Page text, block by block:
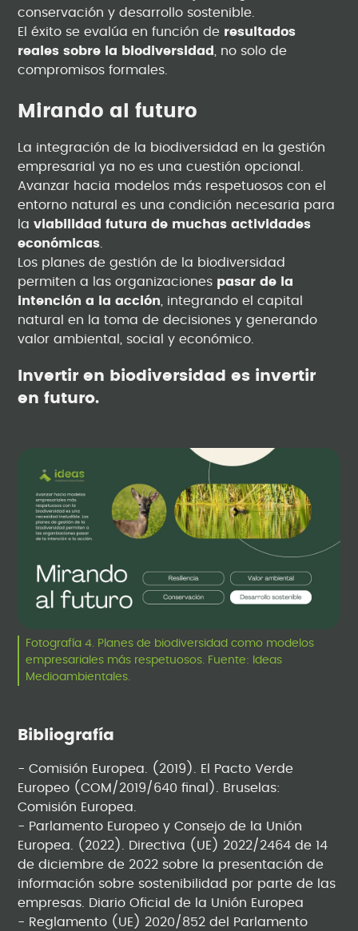
conservación y desarrollo sostenible.
El éxito se evalúa en función de resultados
reales sobre la biodiversidad
, no solo de
compromisos formales.
Mirando al futuro
La integración de la biodiversidad en la gestión
empresarial ya no es una cuestión opcional.
Avanzar hacia modelos más respetuosos con el
entorno natural es una condición necesaria para
laviabilidad futura de muchas actividades
económicas
Los planes de gestión de la biodiversidad
permiten a las organizaciones pasar de la
intención a la acción , integrando el capital
natural en la toma de decisiones y generando
valor ambiental, social y económico.
Invertir en biodiversidad es invertir
en futuro.
Fotografía 4. Planes de biodiversidad como modelos
empresariales más respetuosos. Fuente: Ideas
Medioambientales.
Bibliografía
- Comisión Europea. (2019). El Pacto Verde
Europeo (COM/2019/640 final). Bruselas:
Comisión Europea.
- Parlamento Europeo y Consejo de la Unión
Europea. (2022). Directiva (UE) 2022/2464 de 14
de diciembre de 2022 sobre la presentación de
información sobre sostenibilidad por parte de las
empresas. Diario Oficial de la Unión Europea
- Reglamento (UE) 2020/852 del Parlamento